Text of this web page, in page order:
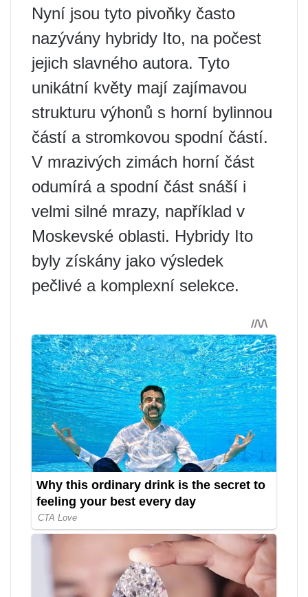
Nyní jsou tyto pivoňky často
nazývány hybridy Ito, na počest
jejich slavného autora. Tyto
unikátní květy mají zajímavou
strukturu výhonů s horní bylinnou
částí a stromkovou spodní částí.
V mrazivých zimách horní část
odumírá a spodní část snáší i
velmi silné mrazy, například v
Moskevské oblasti. Hybridy Ito
byly získány jako výsledek
pečlivé a komplexní selekce.